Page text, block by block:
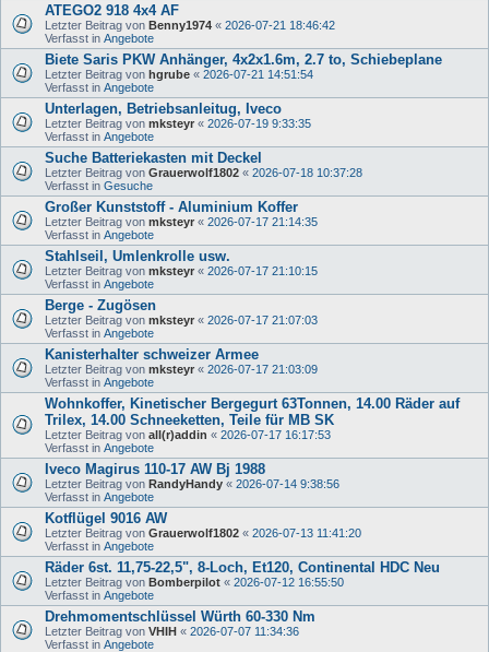
ATEGO2 918 4x4 AF
Letzter Beitrag von Benny1974 « 2026-07-21 18:46:42
Verfasst in Angebote
Biete Saris PKW Anhänger, 4x2x1.6m, 2.7 to, Schiebeplane
Letzter Beitrag von hgrube « 2026-07-21 14:51:54
Verfasst in Angebote
Unterlagen, Betriebsanleitug, Iveco
Letzter Beitrag von mksteyr « 2026-07-19 9:33:35
Verfasst in Angebote
Suche Batteriekasten mit Deckel
Letzter Beitrag von Grauerwolf1802 « 2026-07-18 10:37:28
Verfasst in Gesuche
Großer Kunststoff - Aluminium Koffer
Letzter Beitrag von mksteyr « 2026-07-17 21:14:35
Verfasst in Angebote
Stahlseil, Umlenkrolle usw.
Letzter Beitrag von mksteyr « 2026-07-17 21:10:15
Verfasst in Angebote
Berge - Zugösen
Letzter Beitrag von mksteyr « 2026-07-17 21:07:03
Verfasst in Angebote
Kanisterhalter schweizer Armee
Letzter Beitrag von mksteyr « 2026-07-17 21:03:09
Verfasst in Angebote
Wohnkoffer, Kinetischer Bergegurt 63Tonnen, 14.00 Räder auf
Trilex, 14.00 Schneeketten, Teile für MB SK
Letzter Beitrag von all(r)addin « 2026-07-17 16:17:53
Verfasst in Angebote
Iveco Magirus 110-17 AW Bj 1988
Letzter Beitrag von RandyHandy « 2026-07-14 9:38:56
Verfasst in Angebote
Kotflügel 9016 AW
Letzter Beitrag von Grauerwolf1802 « 2026-07-13 11:41:20
Verfasst in Angebote
Räder 6st. 11,75-22,5", 8-Loch, Et120, Continental HDC Neu
Letzter Beitrag von Bomberpilot « 2026-07-12 16:55:50
Verfasst in Angebote
Drehmomentschlüssel Würth 60-330 Nm
Letzter Beitrag von VHIH « 2026-07-07 11:34:36
Verfasst in Angebote